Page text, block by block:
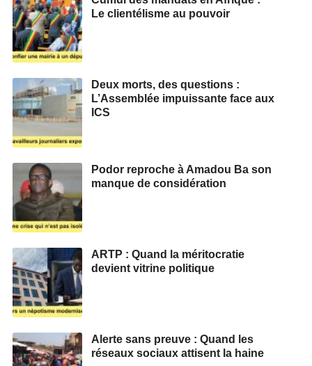
Le clientélisme au pouvoir
Deux morts, des questions :
L’Assemblée impuissante face aux
ICS
Podor reproche à Amadou Ba son
manque de considération
ARTP : Quand la méritocratie
devient vitrine politique
Alerte sans preuve : Quand les
réseaux sociaux attisent la haine